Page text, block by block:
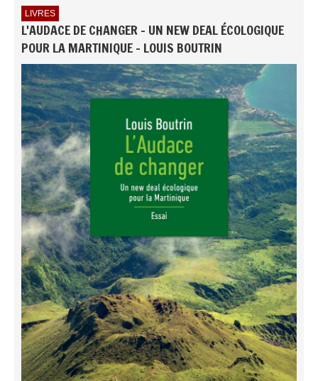
LIVRES
L'AUDACE DE CHANGER - UN NEW DEAL ÉCOLOGIQUE
POUR LA MARTINIQUE - LOUIS BOUTRIN